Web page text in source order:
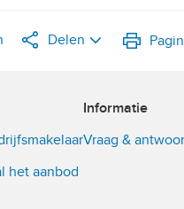
Delen
het aanbod
Informatie
Vraag &